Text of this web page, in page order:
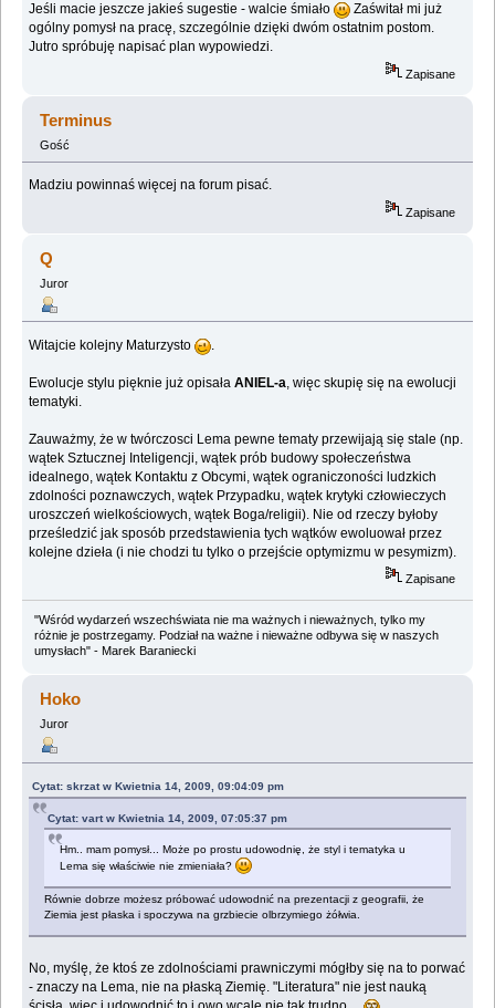
Jeśli macie jeszcze jakieś sugestie - walcie śmiało
Zaświtał mi już
ogólny pomysł na pracę, szczególnie dzięki dwóm ostatnim postom.
Jutro spróbuję napisać plan wypowiedzi.
Zapisane
Terminus
Gość
Madziu powinnaś więcej na forum pisać.
Zapisane
Q
Juror
Witajcie kolejny Maturzysto
Ewolucje stylu pięknie już opisałaANIEL-a , więc skupię się na ewolucji
tematyki.
Zauważmy, że w twórczosci Lema pewne tematy przewijają się stale (np.
wątek Sztucznej Inteligencji, wątek prób budowy społeczeństwa
idealnego, wątek Kontaktu z Obcymi, wątek ograniczoności ludzkich
zdolności poznawczych, wątek Przypadku, wątek krytyki człowieczych
uroszczeń wielkościowych, wątek Boga/religii). Nie od rzeczy byłoby
prześledzić jak sposób przedstawienia tych wątków ewoluował przez
kolejne dzieła (i nie chodzi tu tylko o przejście optymizmu w pesymizm).
Zapisane
"Wśród wydarzeń wszechświata nie ma ważnych i nieważnych, tylko my
różnie je postrzegamy. Podział na ważne i nieważne odbywa się w naszych
umysłach" - Marek Baraniecki
Hoko
Juror
Cytat: skrzat w Kwietnia 14, 2009, 09:04:09 pm
Cytat: vart w Kwietnia 14, 2009, 07:05:37 pm
Hm.. mam pomysł... Może po prostu udowodnię, że styl i tematyka u
Lema się właściwie nie zmieniała?
Równie dobrze możesz próbować udowodnić na prezentacji z geografii, że
Ziemia jest płaska i spoczywa na grzbiecie olbrzymiego żółwia.
No, myślę, że ktoś ze zdolnościami prawniczymi mógłby się na to porwać
- znaczy na Lema, nie na płaską Ziemię. "Literatura" nie jest nauką